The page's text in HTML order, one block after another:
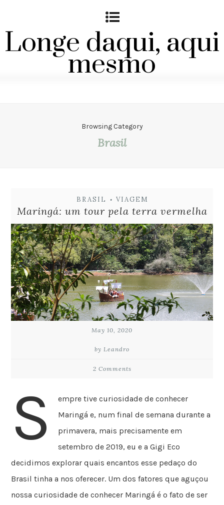
Longe daqui, aqui
mesmo
Browsing Category
Brasil
BRASIL • VIAGEM
Maringá: um tour pela terra vermelha
May 10, 2020
by Leandro
2 Comments
S
empre tive curiosidade de conhecer
Maringá e, num final de semana durante a
primavera, mais precisamente em
setembro de 2019, eu e a Gigi Eco
decidimos explorar quais encantos esse pedaço do
Brasil tinha a nos oferecer. Um dos fatores que aguçou
nossa curiosidade de conhecer Maringá é o fato de ser